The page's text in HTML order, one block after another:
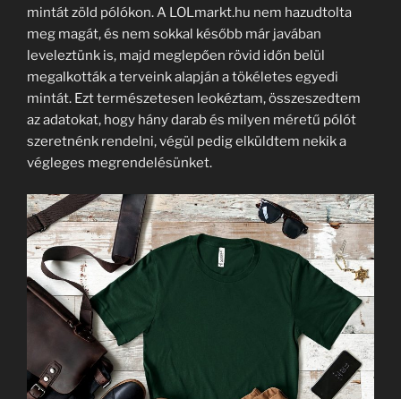
mintát zöld pólókon. A LOLmarkt.hu nem hazudtolta
meg magát, és nem sokkal később már javában
leveleztünk is, majd meglepően rövid időn belül
megalkották a terveink alapján a tökéletes egyedi
mintát. Ezt természetesen leokéztam, összeszedtem
az adatokat, hogy hány darab és milyen méretű pólót
szeretnénk rendelni, végül pedig elküldtem nekik a
végleges megrendelésünket.